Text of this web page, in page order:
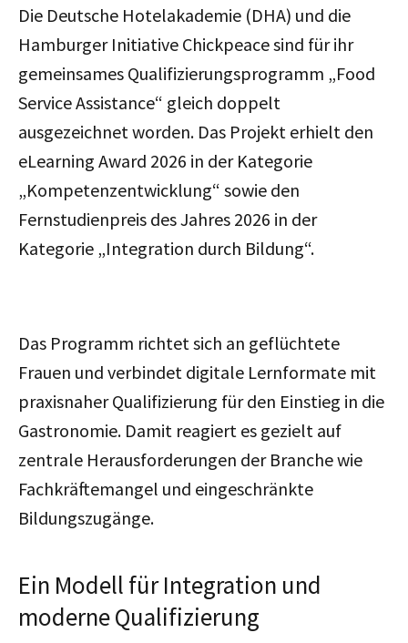
Die Deutsche Hotelakademie (DHA) und die
Hamburger Initiative Chickpeace sind für ihr
gemeinsames Qualifizierungsprogramm „Food
Service Assistance“ gleich doppelt
ausgezeichnet worden. Das Projekt erhielt den
eLearning Award 2026 in der Kategorie
„Kompetenzentwicklung“ sowie den
Fernstudienpreis des Jahres 2026 in der
Kategorie „Integration durch Bildung“.
Das Programm richtet sich an geflüchtete
Frauen und verbindet digitale Lernformate mit
praxisnaher Qualifizierung für den Einstieg in die
Gastronomie. Damit reagiert es gezielt auf
zentrale Herausforderungen der Branche wie
Fachkräftemangel und eingeschränkte
Bildungszugänge.
Ein Modell für Integration und
moderne Qualifizierung